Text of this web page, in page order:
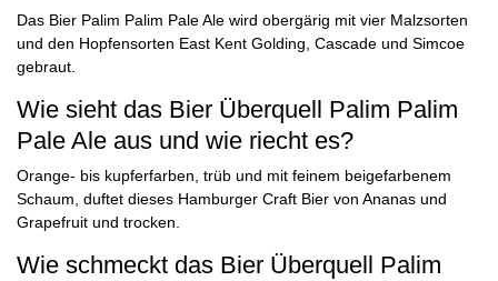
Das Bier Palim Palim Pale Ale wird obergärig mit vier Malzsorten
und den Hopfensorten East Kent Golding, Cascade und Simcoe
gebraut.
Wie sieht das Bier Überquell Palim Palim
Pale Ale aus und wie riecht es?
Orange- bis kupferfarben, trüb und mit feinem beigefarbenem
Schaum, duftet dieses Hamburger Craft Bier von Ananas und
Grapefruit und trocken.
Wie schmeckt das Bier Überquell Palim